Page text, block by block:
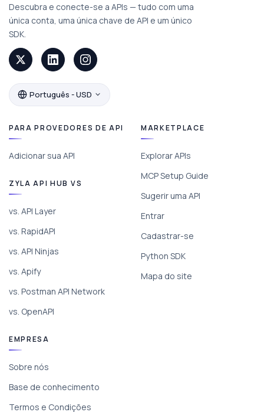
Descubra e conecte-se a APIs — tudo com uma
única conta, uma única chave de API e um único
SDK.
Português - USD
PARA PROVEDORES DE API
Adicionar sua API
ZYLA API HUB VS
vs. API Layer
vs. RapidAPI
vs. API Ninjas
vs. Apify
vs. Postman API Network
vs. OpenAPI
MARKETPLACE
Explorar APIs
MCP Setup Guide
Sugerir uma API
Entrar
Cadastrar-se
Python SDK
Mapa do site
EMPRESA
Sobre nós
Base de conhecimento
Termos e Condições